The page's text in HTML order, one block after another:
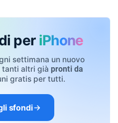
per iPhone
settimana un nuovo
tanti altri già pronti da
gratis per tutti.
sfondi